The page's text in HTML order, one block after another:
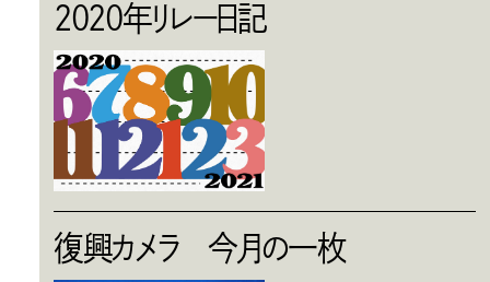
2020年リレー日記
復興カメラ 今月の一枚